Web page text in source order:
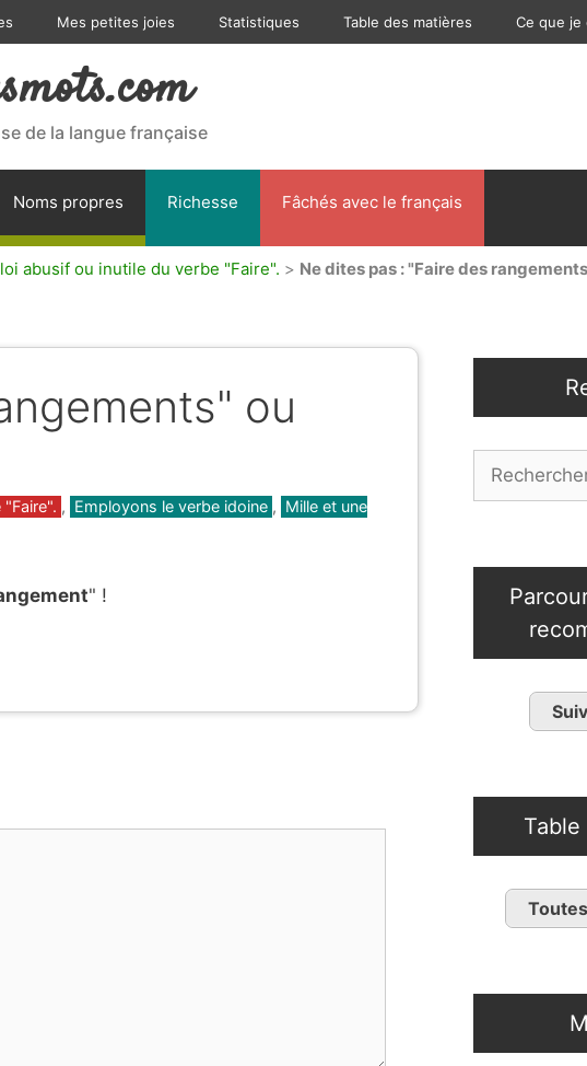
Mes petites joies Statistiques Table des matières Ce que je
de la langue française
Noms propres Richesse Fâchés avec le français
abusif ou inutile du verbe "Faire". > Ne dites pas : "Faire des
ou
, Employons le verbe idoine , Mille et une
" !